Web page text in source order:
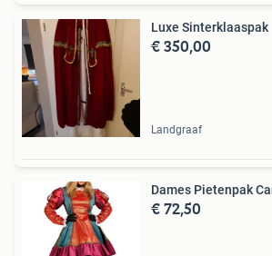
Luxe Sinterklaaspak
€ 350,00
Landgraaf
Dames Pietenpak
€ 72,50